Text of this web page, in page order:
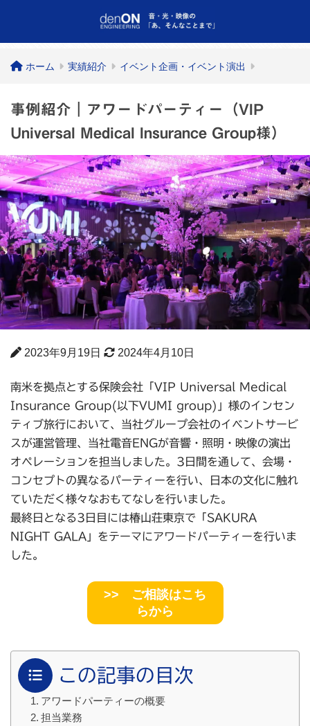
ホーム 実績紹介 イベント企画・イベント演出
事例紹介｜アワードパーティー（VIP
Universal Medical Insurance Group様）
2023年9月19日 2024年4月10日
南米を拠点とする保険会社「VIP Universal Medical
Insurance Group(以下VUMI group)」様のインセン
ティブ旅行において、当社グループ会社のイベントサービ
スが運営管理、当社電音ENGが音響・照明・映像の演出
オペレーションを担当しました。3日間を通して、会場・
コンセプトの異なるパーティーを行い、日本の文化に触れ
ていただく様々なおもてなしを行いました。
最終日となる3日目には椿山荘東京で「SAKURA
NIGHT GALA」をテーマにアワードパーティーを行いま
した。
>> ご相談はこち
らから
この記事の目次
アワードパーティーの概要
担当業務